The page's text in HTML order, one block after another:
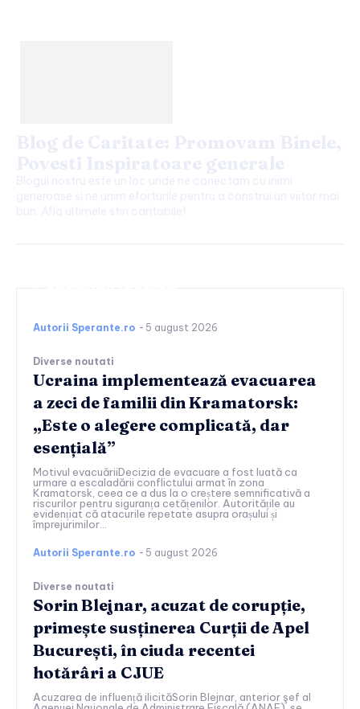
Autorii Sperante.ro - 5 august 2026
Diverse noutati
Ucraina implementează evacuarea
a zeci de familii din Kramatorsk:
„Este o alegere complicată, dar
esențială”
Motivul evacuăriiDecizia de evacuare a fost luată ca
urmare a escaladării conflictului armat în zona
Kramatorsk, ceea ce a dus la o creștere semnificativă a
riscurilor pentru siguranța cetățenilor. Autoritățile au
evidențiat că atacurile repetate asupra orașului și
împrejurimilor...
Autorii Sperante.ro - 5 august 2026
Diverse noutati
Sorin Blejnar, acuzat de corupție,
primește susținerea Curții de Apel
București, în ciuda recentei
hotărâri a CJUE
Acuzarea de influență ilicităSorin Blejnar, anterior şef al